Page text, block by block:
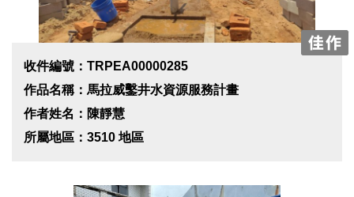
收件編號：TRPEA00000285
作品名稱：馬拉威鑿井水資源服務計畫
作者姓名：陳靜慧
所屬地區：3510 地區